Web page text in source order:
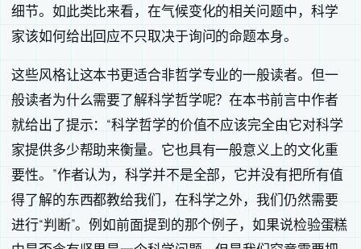
细节。如此类比来看，在气候变化的相关问题中，科学
家该如何给出回应不只取决于询问的命题本身。
这些风格让这本书更适合非哲学专业的一般读者。但一
般读者为什么需要了解科学哲学呢？在本书前言中作者
就给出了提示：“科学哲学的价值不应该完全由它对科学
家提供多少帮助来衡量。它也具有一般意义上的文化重
要性。”作者认为，科学并不是全部，它并没有把所有值
得了解的东西都教给我们，在科学之外，我们仍然需要
进行“判断”。例如前面提到的那个例子，如果说检验蛋糕